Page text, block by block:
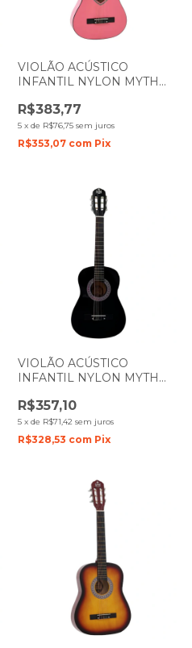
VIOLÃO ACÚSTICO
INFANTIL NYLON MYTH
CORAÇÃO 1282
R$383,77
5 x de R$76,75 sem juros
R$353,07 com Pix
VIOLÃO ACÚSTICO
INFANTIL NYLON MYTH
PRETO 1093
R$357,10
5 x de R$71,42 sem juros
R$328,53 com Pix